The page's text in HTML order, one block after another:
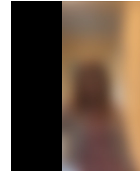
Apartamentul a fost eliberat și este gol.